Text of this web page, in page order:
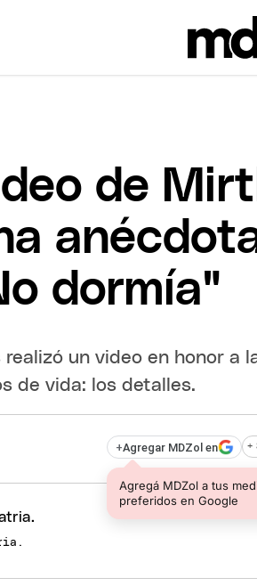
de
dormía"
un video en honor a
de vida: los detalles.
+Agregar MDZol en
Agregá MDZol a tus
preferidos en Google
+